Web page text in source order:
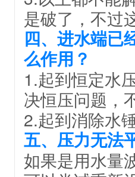
是破了，不过
四、进水端已
么作用？
1.起到恒定水
决恒压问题，
2.起到消除水
五、压力无法
如果是用水量